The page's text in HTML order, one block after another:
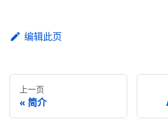
编辑此页
上一页
简介